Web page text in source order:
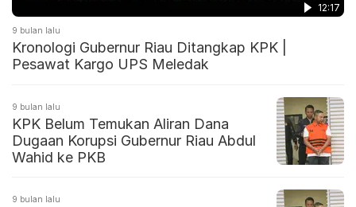
12:17
9 bulan lalu
Kronologi Gubernur Riau Ditangkap KPK |
Pesawat Kargo UPS Meledak
9 bulan lalu
KPK Belum Temukan Aliran Dana
Dugaan Korupsi Gubernur Riau Abdul
Wahid ke PKB
9 bulan lalu